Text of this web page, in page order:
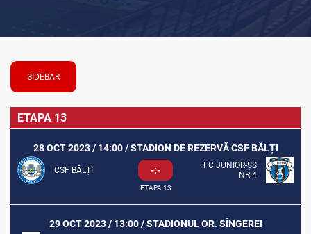
SIDEBAR
ETAPA 13
28 OCT 2023 / 14:00 / STADION DE REZERVĂ CSF BĂLȚI
CSF BĂLȚI -:-
FC JUNIOR-ȘS
NR.4
ETAPA 13
29 OCT 2023 / 13:00 / STADIONUL OR. SÎNGEREI